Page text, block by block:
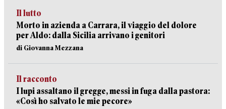
Il lutto
Morto in azienda a Carrara, il viaggio del dolore
per Aldo: dalla Sicilia arrivano i genitori
di Giovanna Mezzana
Il racconto
I lupi assaltano il gregge, messi in fuga dalla pastora:
«Così ho salvato le mie pecore»